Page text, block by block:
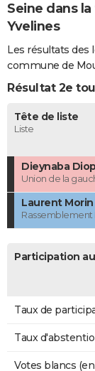
Seine dans
Yvelines
Les résultats des
commune de
Résultat 2e
Tête de liste
Liste
Dieynaba
Union de la
Laurent Morin
Rassemblement
Participation
Taux de
Taux
Votes blancs